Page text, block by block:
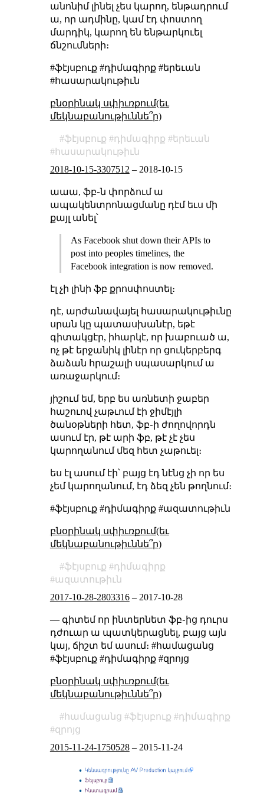
անոնիմ լինել չես կարող, ենթադրում
ա, որ ադմինը, կամ էդ փոստող
մարդիկ, կարող են ենթարկուել
ճնշումների։
#ֆէյսբուք #դիմագիրք #երեւան
#հասարակութիւն
բնօրինակ սփիւռքում(եւ
մեկնաբանութիւննե՞ր)
ֆէյսբուք դիմագիրք
երեւան
հասարակութիւն
2018-10-15-3307512 – 2018-10-15
աաա, ֆբ֊ն փորձում ա
ապակենտրոնացմանը դէմ եւս մի
քայլ անել՝
As Facebook shut down their APIs to
post into peoples timelines, the
Facebook integration is now removed.
էլ չի լինի ֆբ քրոսփոստել։
դէ, արժանավայել հասարակութիւնը
սրան կը պատասխանէր, եթէ
գիտակցէր, իհարկէ, որ խաբուած ա,
ոչ թէ երջանիկ լինէր որ ցուկերբերգ
ձաձան հրաշալի սպասարկում ա
առաջարկում։
յիշում եմ, երբ ես առնետի ջաբեր
հաշուով չաթւում էի ջիմէյլի
ծանօթների հետ, ֆբ֊ի ժողովորդն
ասում էր, թէ արի ֆբ, թէ չէ չես
կարողանում մեզ հետ չաթուել։
ես էլ ասում էի՝ բայց էդ նէնց չի որ ես
չեմ կարողանում, էդ ձեզ չեն թողնում։
#ֆէյսբուք #դիմագիրք #ազատութիւն
բնօրինակ սփիւռքում(եւ
մեկնաբանութիւննե՞ր)
ֆէյսբուք
դիմագիրք
ազատութիւն
2017-10-28-2803316– 2017-10-28
— գիտեմ որ ինտերնետ ֆբ֊ից դուրս
դժուար ա պատկերացնել, բայց այն
կայ, ճիշտ եմ ասում։ #համացանց
#ֆէյսբուք #դիմագիրք #զրոյց
բնօրինակ սփիւռքում(եւ
մեկնաբանութիւննե՞ր)
համացանց ֆէյսբուք
դիմագիրք
զրոյց
2015-11-24-1750528– 2015-11-24